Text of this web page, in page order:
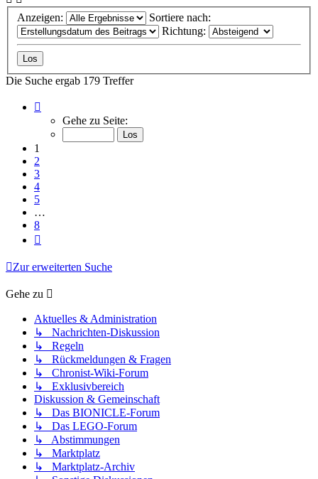
Anzeigen:
Sortiere nach:
Richtung:
Die Suche ergab 179 Treffer
von
Gehe zu Seite:
1
2
3
4
5
…
8
Zur erweiterten Suche
Gehe zu
Aktuelles & Administration
↳ Nachrichten-Diskussion
↳ Regeln
↳ Rückmeldungen & Fragen
↳ Chronist-Wiki-Forum
↳ Exklusivbereich
Diskussion & Gemeinschaft
↳ Das BIONICLE-Forum
↳ Das LEGO-Forum
↳ Abstimmungen
↳ Marktplatz
↳ Marktplatz-Archiv